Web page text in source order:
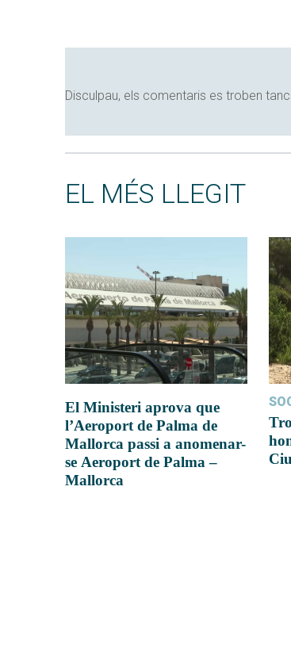
Disculpau, els comentaris es troben
EL MÉS LLEGIT
El Ministeri aprova que
l’Aeroport de Palma de
Mallorca passi a anomenar-
se Aeroport de Palma –
Mallorca